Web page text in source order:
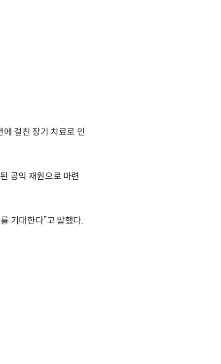
걸친 장기 치료로 인
공익 재원으로 마련
기대한다”고 말했다.